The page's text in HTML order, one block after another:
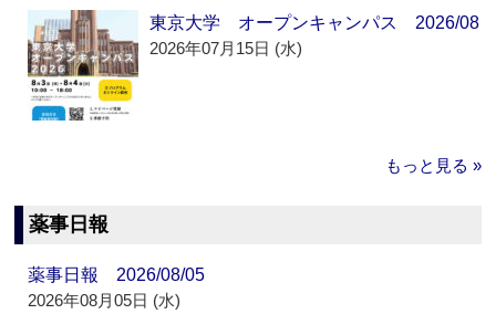
東京大学 オープンキャンパス 2026/08
2026年07月15日 (水)
もっと見る »
薬事日報
薬事日報 2026/08/05
2026年08月05日 (水)